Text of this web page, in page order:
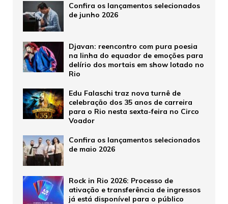
Confira os lançamentos selecionados
de junho 2026
Djavan: reencontro com pura poesia
na linha do equador de emoções para
delírio dos mortais em show lotado no
Rio
Edu Falaschi traz nova turnê de
celebração dos 35 anos de carreira
para o Rio nesta sexta-feira no Circo
Voador
Confira os lançamentos selecionados
de maio 2026
Rock in Rio 2026: Processo de
ativação e transferência de ingressos
já está disponível para o público